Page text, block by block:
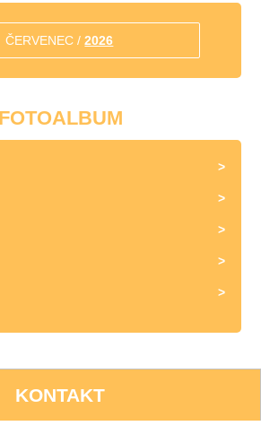
ČERVENEC /2026
FOTOALBUM
KONTAKT